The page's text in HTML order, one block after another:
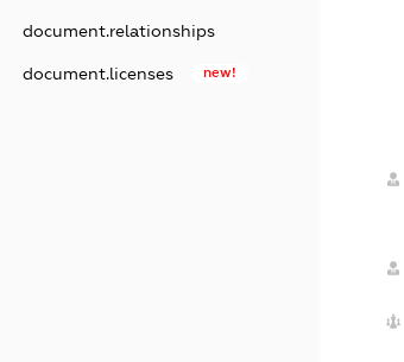
document.relationships
document.licenses new!